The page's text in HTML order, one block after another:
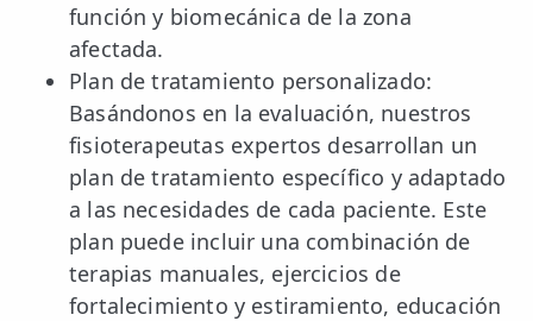
función y biomecánica de la zona
afectada.
Plan de tratamiento personalizado:
Basándonos en la evaluación, nuestros
fisioterapeutas expertos desarrollan un
plan de tratamiento específico y adaptado
a las necesidades de cada paciente. Este
plan puede incluir una combinación de
terapias manuales, ejercicios de
fortalecimiento y estiramiento, educación